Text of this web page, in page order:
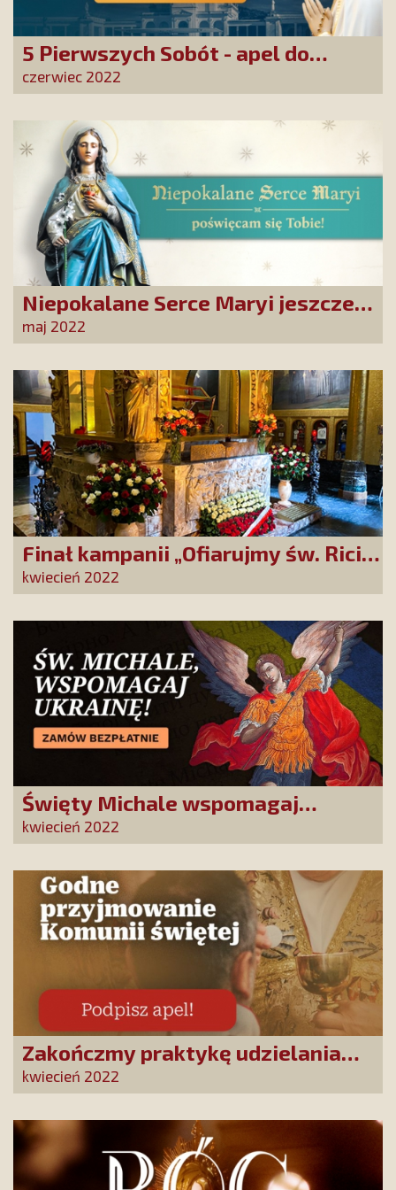
5 Pierwszych Sobót - apel do
papieża
czerwiec 2022
Niepokalane Serce Maryi jeszcze
bardziej obecne w polskich,
katolickich domach
maj 2022
Finał kampanii „Ofiarujmy św. Ricie
12 000 róż!”
kwiecień 2022
Święty Michale wspomagaj
Ukrainę!
kwiecień 2022
Zakończmy praktykę udzielania
Komunii św. na rękę. Pan Jezus jest
w każdym okruchu Chleba
Eucharystycznego
kwiecień 2022